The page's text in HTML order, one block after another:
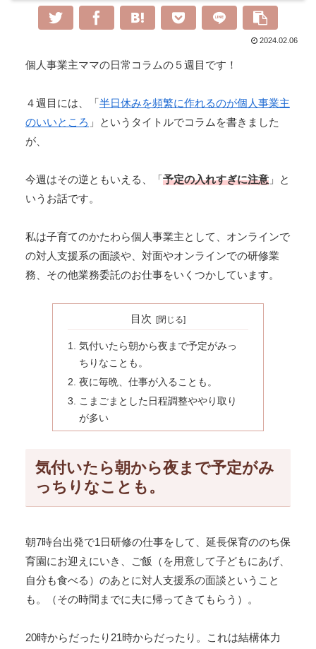
2024.02.06
個人事業主ママの日常コラムの５週目です！
４週目には、「半日休みを頻繁に作れるのが個人事業主
のいいところ 」というタイトルでコラムを書きました
が、
今週はその逆ともいえる、「予定の入れすぎに注意 」と
いうお話です。
私は子育てのかたわら個人事業主として、オンラインで
の対人支援系の面談や、対面やオンラインでの研修業
務、その他業務委託のお仕事をいくつかしています。
目次
気付いたら朝から夜まで予定がみっ
ちりなことも。
夜に毎晩、仕事が入ることも。
こまごまとした日程調整ややり取り
が多い
気付いたら朝から夜まで予定がみ
っちりなことも。
朝7時台出発で1日研修の仕事をして、延長保育ののち保
育園にお迎えにいき、ご飯（を用意して子どもにあげ、
自分も食べる）のあとに対人支援系の面談ということ
も。（その時間までに夫に帰ってきてもらう）。
20時からだったり21時からだったり。これは結構体力